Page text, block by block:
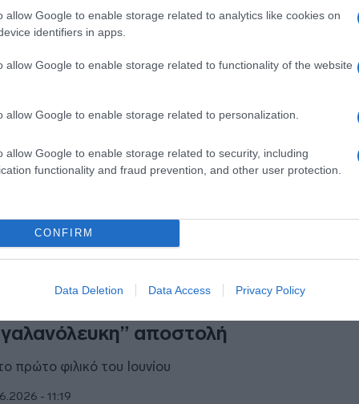
allow Google to enable storage related to analytics like cookies on
identifiers in apps.
allow Google to enable storage related to functionality of the website
allow Google to enable storage related to personalization.
allow Google to enable storage related to security, including
functionality and fraud prevention, and other user protection.
CONFIRM
Data Deletion Data Access Privacy Policy
ποδοσφαίρου: Η ενδεκάδα της
στη Σουηδία
Γιοβάνοβιτς παρατάσσει με σύστημα 3-4-3
- 19:40
αποστολή
το πρώτο φιλικό του Ιουνίου
- 11:19